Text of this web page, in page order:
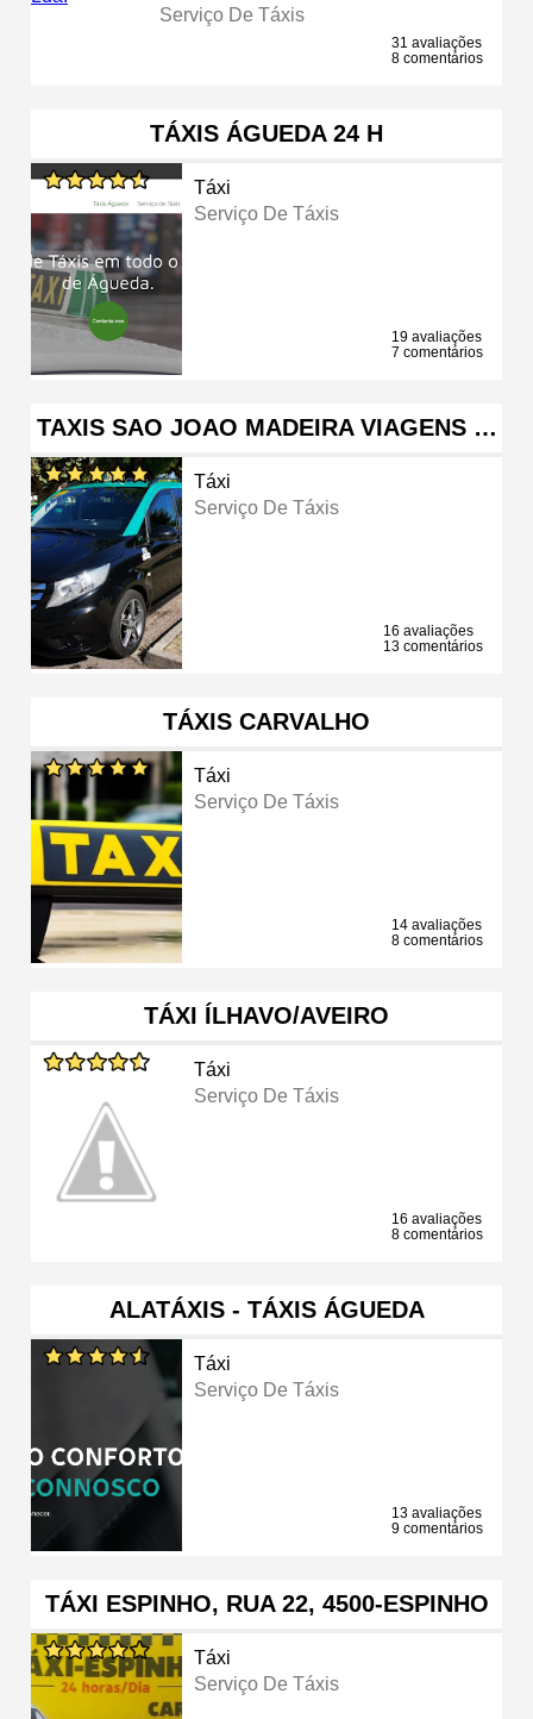
Serviço De Táxis
31 avaliações
8 comentários
TÁXIS ÁGUEDA 24 H
Táxi
Serviço De Táxis
19 avaliações
7 comentários
TAXIS SAO JOAO MADEIRA VIAGENS …
Táxi
Serviço De Táxis
16 avaliações
13 comentários
TÁXIS CARVALHO
Táxi
Serviço De Táxis
14 avaliações
8 comentários
TÁXI ÍLHAVO/AVEIRO
Táxi
Serviço De Táxis
16 avaliações
8 comentários
ALATÁXIS - TÁXIS ÁGUEDA
Táxi
Serviço De Táxis
13 avaliações
9 comentários
TÁXI ESPINHO, RUA 22, 4500-ESPINHO
Táxi
Serviço De Táxis